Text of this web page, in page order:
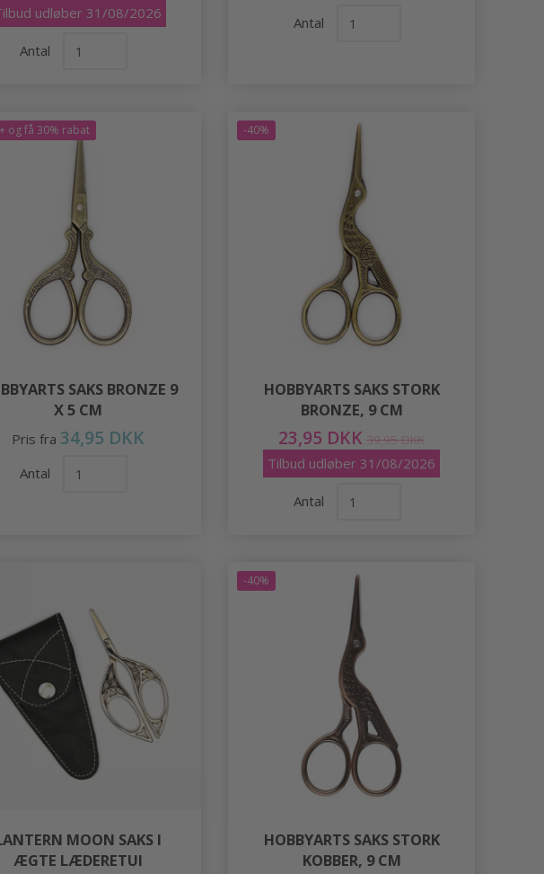
udløber 31/08/2026
Antal
Antal
og få 30% rabat
SAKS BRONZE 9
X 5 CM
Pris fra 34,95 DKK
Antal
-40%
HOBBYARTS SAKS STORK
BRONZE, 9 CM
23,95 DKK 39,95 DKK
Tilbud udløber 31/08/2026
Antal
MOON SAKS I
ÆGTE LÆDERETUI
-40%
HOBBYARTS SAKS STORK
KOBBER, 9 CM